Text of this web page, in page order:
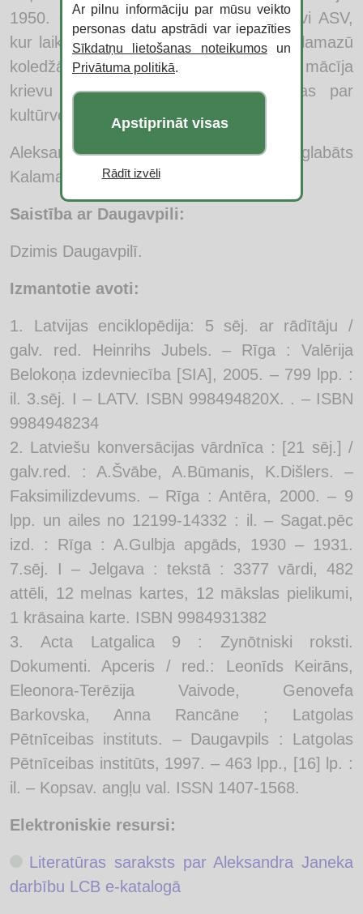
1950. gadā zinātnieks pārcēlās uz dzīvi ASV,
kur laikā no 1950. līdz 1958. gadam Kalamazū
koledžā veica ķīmiskus pētījumus, mācīja
krievu un vācu valodu, lasīja lekcijas par
kultūrvēstures jautājumiem.
Aleksandrs Janeks miris 1970. gadā, apglabāts
Kalamazū (ASV)
Saistība ar Daugavpili:
Dzimis Daugavpilī.
Izmantotie avoti:
Latvijas enciklopēdija: 5 sēj. ar rādītāju /
galv. red. Heinrihs Jubels. – Rīga : Valērija
Belokoņa izdevniecība [SIA], 2005. – 799 lpp. :
il. 3.sēj. I – LATV. ISBN 998494820X. . – ISBN
9984948234
Latviešu konversācijas vārdnīca : [21 sēj.] /
galv.red. : A.Švābe, A.Būmanis, K.Dišlers. –
Faksimilizdevums. – Rīga : Antēra, 2000. – 9
lpp. un ailes no 12199-14332 : il. – Sagat.pēc
izd. : Rīga : A.Gulbja apgāds, 1930 – 1931.
7.sēj. I – Jelgava : tekstā : 3377 vārdi, 482
attēli, 12 melnas kartes, 12 mākslas pielikumi,
1 krāsaina karte. ISBN 9984931382
Acta Latgalica 9 : Zynōtniski roksti.
Dokumenti. Apceris / red.: Leonīds Keirāns,
Eleonora-Terēzija Vaivode, Genovefa
Barkovska, Anna Rancāne ; Latgolas
Pētnīceibas instituts. – Daugavpils : Latgolas
Pētnīceibas institūts, 1997. – 463 lpp., [16] lp. :
il. – Kopsav. angļu val. ISSN 1407-1568.
Elektroniskie resursi:
Literatūras saraksts par Aleksandra Janeka
darbību LCB e-katalogā
Ar pilnu informāciju par mūsu veikto
personas datu apstrādi var iepazīties
Sīkdatņu lietošanas noteikumosun
Privātuma politikā.
Apstiprināt visas
Rādīt izvēli